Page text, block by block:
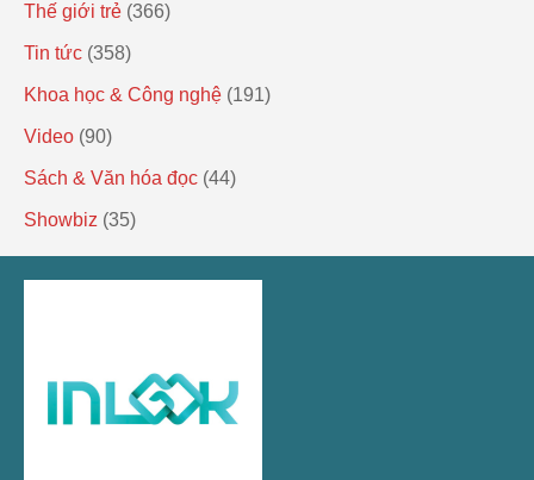
Thế giới trẻ (366)
Tin tức (358)
Khoa học & Công nghệ (191)
Video (90)
Sách & Văn hóa đọc (44)
Showbiz (35)